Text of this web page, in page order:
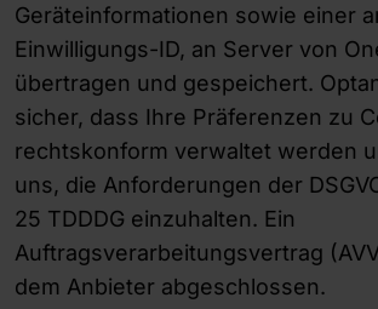
Geräteinformationen sowie einer
Einwilligungs-ID, an Server von
übertragen und gespeichert.
sicher, dass Ihre Präferenzen zu
rechtskonform verwaltet werden
uns, die Anforderungen der
25 TDDDG einzuhalten. Ein
Auftragsverarbeitungsvertrag
dem Anbieter abgeschlossen.